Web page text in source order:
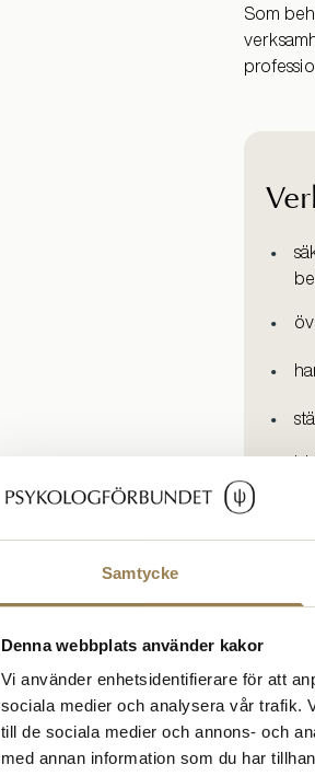
Samtycke
Denna webbplats använder kakor
Vi använder enhetsidentifierare för att
sociala medier och analysera vår trafik.
till de sociala medier och annons- och
med annan information som du har
Som
Läs